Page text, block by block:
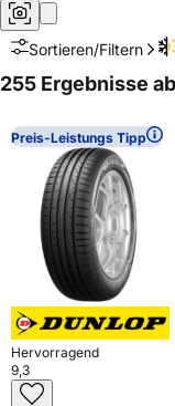
Sortieren/Filtern
255 Ergebnisse
Preis-Leistungs Tipp
Hervorragend
9,3